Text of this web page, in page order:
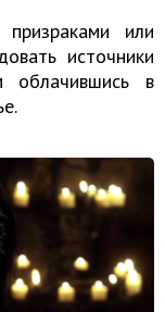
или
источники
облачившись в